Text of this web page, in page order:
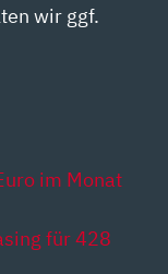
wir ggf.
im Monat
für 428